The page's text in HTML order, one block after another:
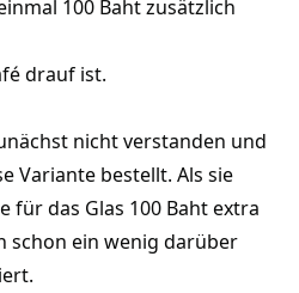
100 Baht zusätzlich
drauf ist.
nicht verstanden und
Variante bestellt. Als sie
für das Glas 100 Baht extra
schon ein wenig darüber